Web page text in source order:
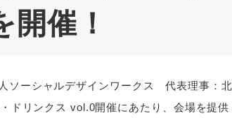
催！
ソーシャルデザインワークス 代表理事：北
ドリンクス vol.0開催にあたり、会場を提供